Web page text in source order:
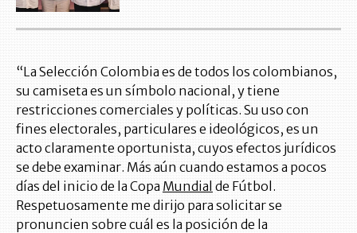
“La Selección Colombia es de todos los colombianos,
su camiseta es un símbolo nacional, y tiene
restricciones comerciales y políticas. Su uso con
fines electorales, particulares e ideológicos, es un
acto claramente oportunista, cuyos efectos jurídicos
se debe examinar. Más aún cuando estamos a pocos
días del inicio de la Copa Mundial de Fútbol.
Respetuosamente me dirijo para solicitar se
pronuncien sobre cuál es la posición de la